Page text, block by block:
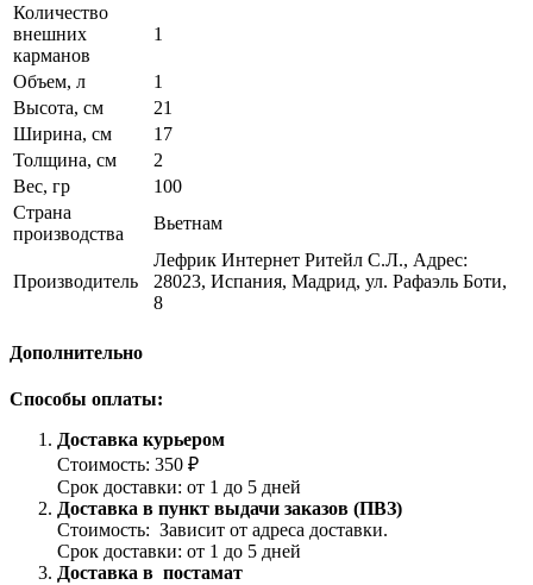
Количество
внешних
карманов
1
Объем, л
1
Высота, см
21
Ширина, см
17
Толщина, см
2
Вес, гр
100
Страна
производства
Вьетнам
Производитель
Лефрик Интернет Ритейл С.Л., Адрес:
28023, Испания, Мадрид, ул. Рафаэль Боти,
8
Дополнительно
Способы оплаты:
Доставка курьером
Стоимость: 350 ₽
Срок доставки: от 1 до 5 дней
Доставка в пункт выдачи заказов (ПВЗ)
Стоимость: Зависит от адреса доставки.
Срок доставки: от 1 до 5 дней
Доставка в постамат